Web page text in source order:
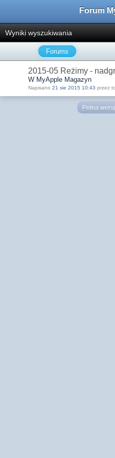
Forum
Wyniki wyszukiwania
Forums
2015-05 Reżimy -
W MyApple Magazyn
Napisano 21 sie 2015 10:43 przez
Pełna